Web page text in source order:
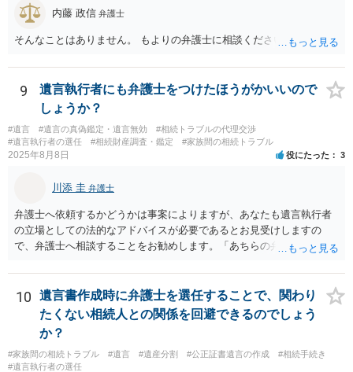
内藤 政信 弁護士
そんなことはありません。 もよりの弁護士に相談ください。
9
遺言執行者にも弁護士をつけたほうがかいいので
しょうか？
#遺言 #遺言の真偽鑑定・遺言無効
#相続トラブルの代理交渉
#遺言執行者の選任
#相続財産調査・鑑定 #家族間の相続トラブル
2025年8月8日 役にたった 3
川添 圭 弁護士
弁護士へ依頼するかどうかは事案によりますが、あなたも遺言執行者
の立場としての法的なアドバイスが必要であるとお見受けしますの
で、弁護士へ相談することをお勧めします。「あちらの弁護士」（元
誘導しかしてこないと思います。
10
遺言書作成時に弁護士を選任することで、関わり
たくない相続人との関係を回避できるのでしょう
か？
#家族間の相続トラブル #遺言 #遺産分割 #公正証書遺言の作成
#相続手続き
#遺言執行者の選任